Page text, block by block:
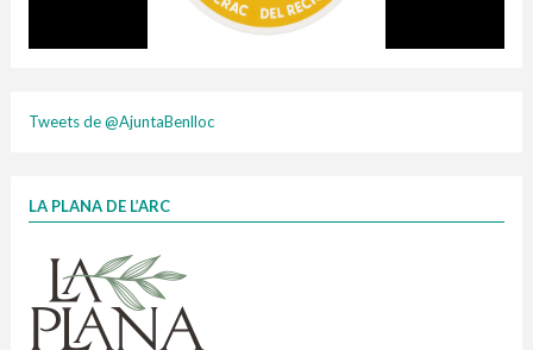
1 contenidors intel·ligents
Finançat per la Unió Europea – NextGenerationEU
Tweets de @AjuntaBenlloc
LA PLANA DE L’ARC